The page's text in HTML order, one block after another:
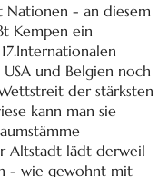
Nationen - an diesem
Kempen ein
und Belgien noch
der stärksten
kann man sie
Altstadt lädt derweil
- wie gewohnt mit